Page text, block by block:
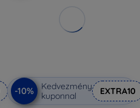
-10%
Kedvezmény
kuponnal
EXTRA10